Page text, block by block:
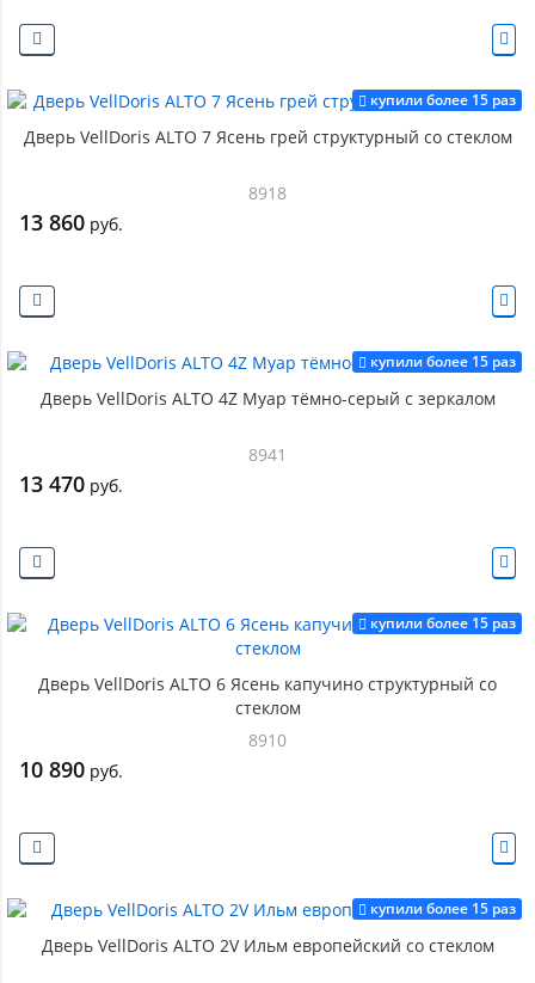
купили более 15 раз
Дверь VellDoris ALTO 7 Ясень грей структурный со стеклом
8918
13 860 руб.
купили более 15 раз
Дверь VellDoris ALTO 4Z Муар тёмно-серый с зеркалом
8941
13 470 руб.
купили более 15 раз
Дверь VellDoris ALTO 6 Ясень капучино структурный со
стеклом
8910
10 890 руб.
купили более 15 раз
Дверь VellDoris ALTO 2V Ильм европейский со стеклом